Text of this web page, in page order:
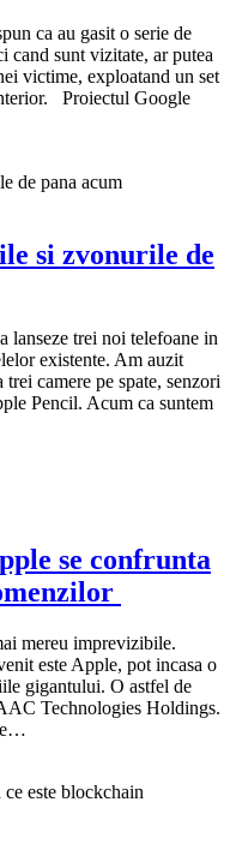
ca au gasit o serie de
cand sunt vizitate, ar putea
victime, exploatand un set
Proiectul Google
si zvonurile de
lanseze trei noi telefoane in
existente. Am auzit
camere pe spate, senzori
Pencil. Acum ca suntem
se confrunta
mereu imprevizibile.
este Apple, pot incasa o
gigantului. O astfel de
Technologies Holdings.